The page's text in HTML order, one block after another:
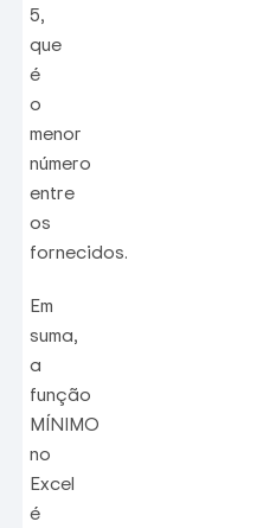
5,
que
é
o
menor
número
entre
os
fornecidos.
Em
suma,
a
função
MÍNIMO
no
Excel
é